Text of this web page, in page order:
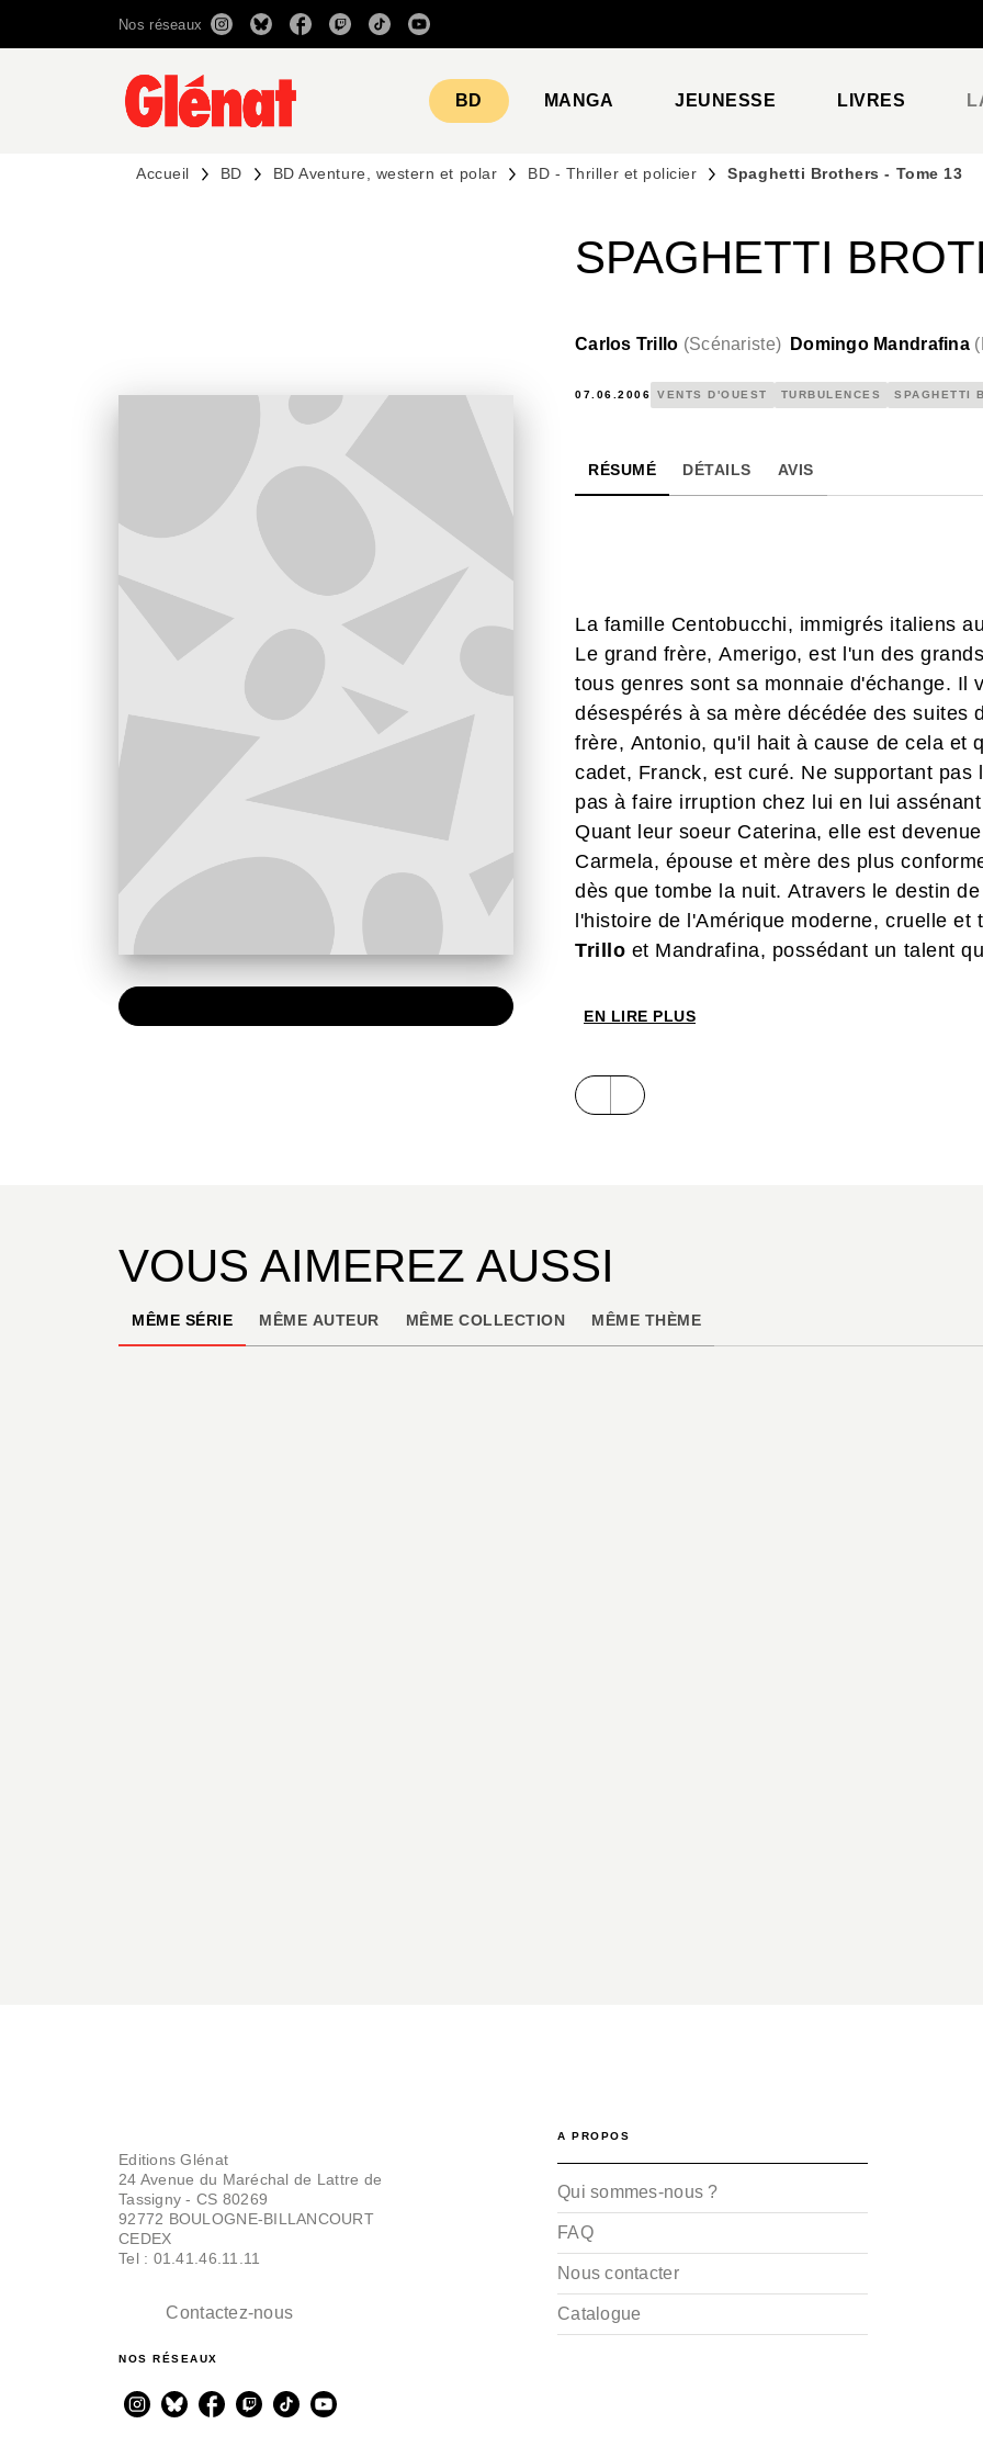
RECHERCHE CONTENU
Nos réseaux
BD MANGA JEUNESSE LIVRES
Accueil BD BD Aventure, western et polar BD - Thriller et policier Spaghetti Brothers - Tome 13
SPAGHETTI
Carlos Trillo (Scénariste) Domingo Mandrafina (
07.06.2006 VENTS D'OUEST TURBULENCES SPAGHETTI
RÉSUMÉ DÉTAILS AVIS
La famille Centobucchi, immigrés italiens
Le grand frère, Amerigo, est l'un des
tous genres sont sa monnaie d'échange. Il
désespérés à sa mère décédée des suites
frère, Antonio, qu'il hait à cause de cela et
cadet, Franck, est curé. Ne supportant
pas à faire irruption chez lui en lui
Quant leur soeur Caterina, elle est
Carmela, épouse et mère des plus
dès que tombe la nuit. Atravers le destin
l'histoire de l'Amérique moderne, cruelle
Trillo et Mandrafina, possédant un talent
EN LIRE PLUS
VOUS AIMEREZ AUSSI
MÊME SÉRIE MÊME AUTEUR MÊME COLLECTION MÊME THÈME
Editions Glénat
24 Avenue du Maréchal de Lattre de
Tassigny - CS 80269
92772 BOULOGNE-BILLANCOURT
CEDEX
Tel : 01.41.46.11.11
Contactez-nous
NOS RÉSEAUX
A PROPOS
Qui sommes-nous ?
FAQ
Nous contacter
Catalogue